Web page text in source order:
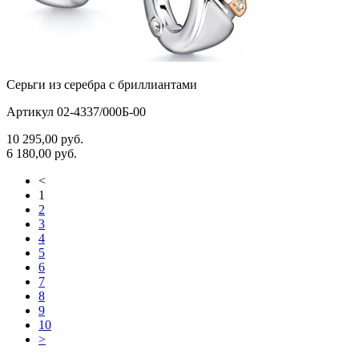
Серьги из серебра с бриллиантами
Артикул 02-4337/000Б-00
10 295,00 руб.
6 180,00 руб.
<
1
2
3
4
5
6
7
8
9
10
>